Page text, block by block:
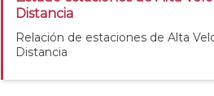
Distancia
Relación de estaciones de Alta
Distancia